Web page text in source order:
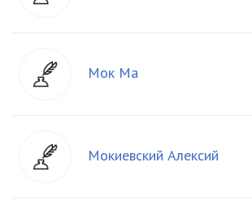
Мок Ма
Мокиевский Алексий